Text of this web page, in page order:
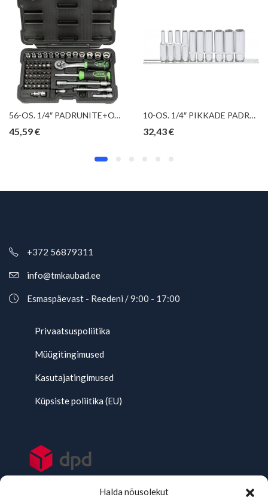
Halda nõusolekut
56-OS. 1/4″ PADRUNITE+OTSIKUTE KOMPL. 4-14MM “NEW GEN”, SATIN JBM*
45,59€
10-OS. 1/4″ PIKKADE PADRUNITE KOMPL. 4-13MM, SIINIL KS TOOLS
32,43€
+372 56879311
info@tmkaubad.ee
Esmaspäevast - Reedeni / 9:00 - 17:00
Privaatsuspoliitika
Müügitingimused
Kasutajatingimused
Küpsiste poliitika (EU)